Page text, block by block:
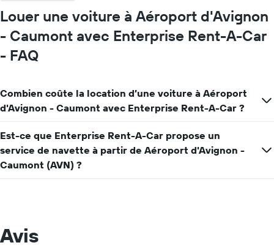
Louer une voiture à Aéroport d'Avignon
- Caumont avec Enterprise Rent-A-Car
- FAQ
Combien coûte la location d’une voiture à Aéroport
d'Avignon - Caumont avec Enterprise Rent-A-Car ?
Est-ce que Enterprise Rent-A-Car propose un
service de navette à partir de Aéroport d'Avignon -
Caumont (AVN) ?
Avis